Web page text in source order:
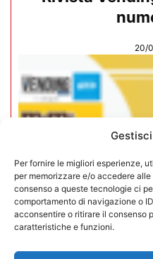
Per fornire le migliori esperienze,
per memorizzare e/o accedere
consenso a queste tecnologie ci
comportamento di navigazione o
acconsentire o ritirare il consenso
caratteristiche e funzioni.
20/